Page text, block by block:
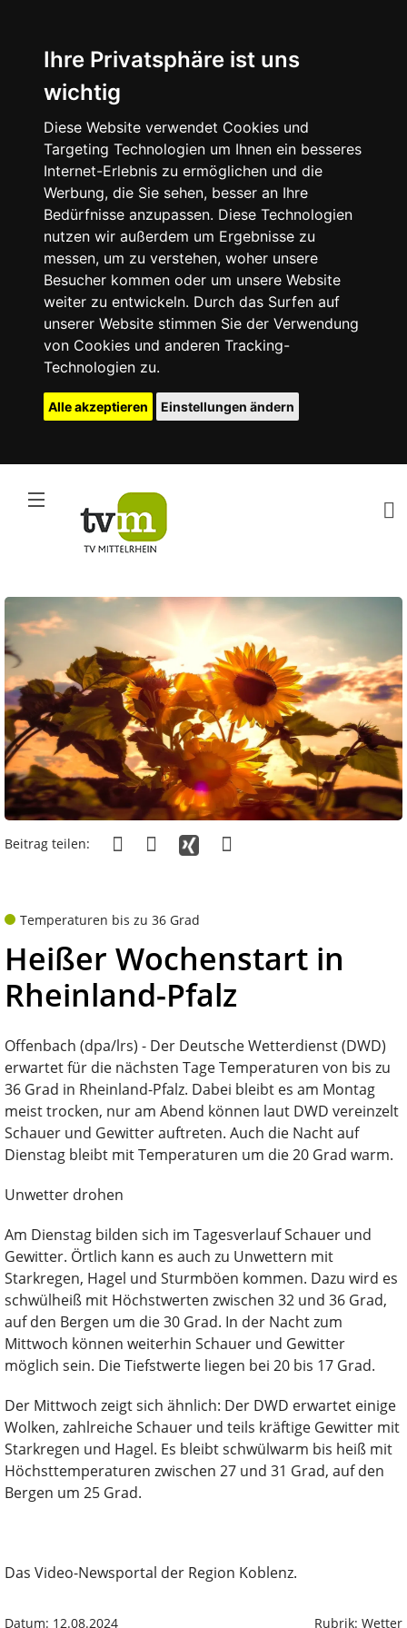
Ihre Privatsphäre ist uns
wichtig
Diese Website verwendet Cookies und
Targeting Technologien um Ihnen ein besseres
Internet-Erlebnis zu ermöglichen und die
Werbung, die Sie sehen, besser an Ihre
Bedürfnisse anzupassen. Diese Technologien
nutzen wir außerdem um Ergebnisse zu
messen, um zu verstehen, woher unsere
Besucher kommen oder um unsere Website
weiter zu entwickeln. Durch das Surfen auf
unserer Website stimmen Sie der Verwendung
von Cookies und anderen Tracking-
Technologien zu.
Alle akzeptieren Einstellungen ändern
Beitrag teilen:
Temperaturen bis zu 36 Grad
Heißer Wochenstart in
Rheinland-Pfalz
Offenbach (dpa/lrs) - Der Deutsche Wetterdienst (DWD)
erwartet für die nächsten Tage Temperaturen von bis zu
36 Grad in Rheinland-Pfalz. Dabei bleibt es am Montag
meist trocken, nur am Abend können laut DWD vereinzelt
Schauer und Gewitter auftreten. Auch die Nacht auf
Dienstag bleibt mit Temperaturen um die 20 Grad warm.
Unwetter drohen
Am Dienstag bilden sich im Tagesverlauf Schauer und
Gewitter. Örtlich kann es auch zu Unwettern mit
Starkregen, Hagel und Sturmböen kommen. Dazu wird es
schwülheiß mit Höchstwerten zwischen 32 und 36 Grad,
auf den Bergen um die 30 Grad. In der Nacht zum
Mittwoch können weiterhin Schauer und Gewitter
möglich sein. Die Tiefstwerte liegen bei 20 bis 17 Grad.
Der Mittwoch zeigt sich ähnlich: Der DWD erwartet einige
Wolken, zahlreiche Schauer und teils kräftige Gewitter mit
Starkregen und Hagel. Es bleibt schwülwarm bis heiß mit
Höchsttemperaturen zwischen 27 und 31 Grad, auf den
Bergen um 25 Grad.
Das Video-Newsportal der Region Koblenz.
Datum: 12.08.2024 Rubrik: Wetter